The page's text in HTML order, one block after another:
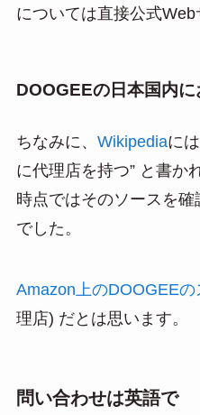
については直接公式Web
DOOGEEの日本国内
ちなみに、 Wikipediaに
に代理店を持つ” と書か
時点ではそのソースを
でした。
Amazon上のDOOGEEの
理店) だとは思います。
問い合わせは英語で